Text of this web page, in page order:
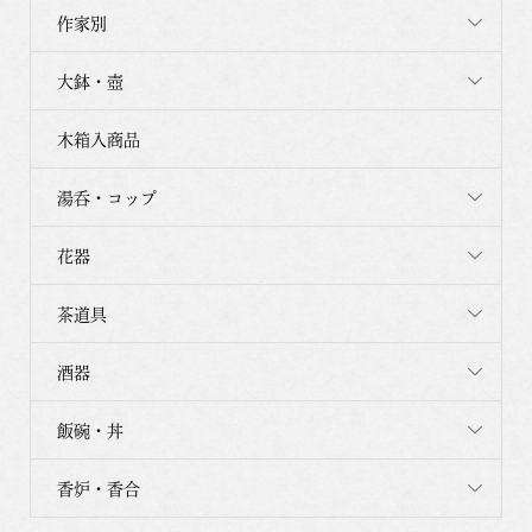
作家別
大鉢・壺
木箱入商品
湯呑・コップ
花器
茶道具
酒器
飯碗・丼
香炉・香合